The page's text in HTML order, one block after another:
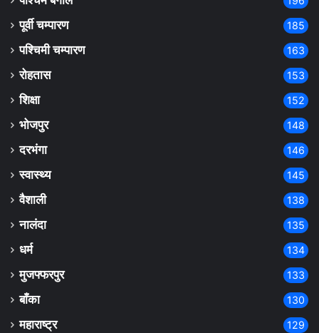
पूर्वी चम्पारण 185
पश्चिमी चम्पारण 163
रोहतास 153
शिक्षा 152
भोजपुर 148
दरभंगा 146
स्वास्थ्य 145
वैशाली 138
नालंदा 135
धर्म 134
मुजफ्फरपुर 133
बाँका 130
महाराष्ट्र 129